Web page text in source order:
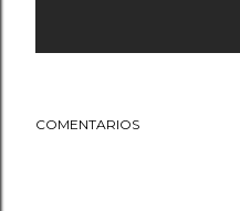
COMENTARIOS